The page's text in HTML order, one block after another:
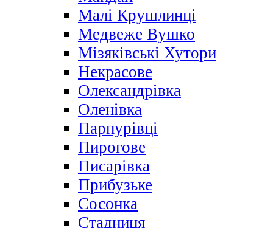
Малі Крушлинці
Медвеже Вушко
Мізяківські Хутори
Некрасове
Олександрівка
Оленівка
Парпурівці
Пирогове
Писарівка
Прибузьке
Сосонка
Стадниця